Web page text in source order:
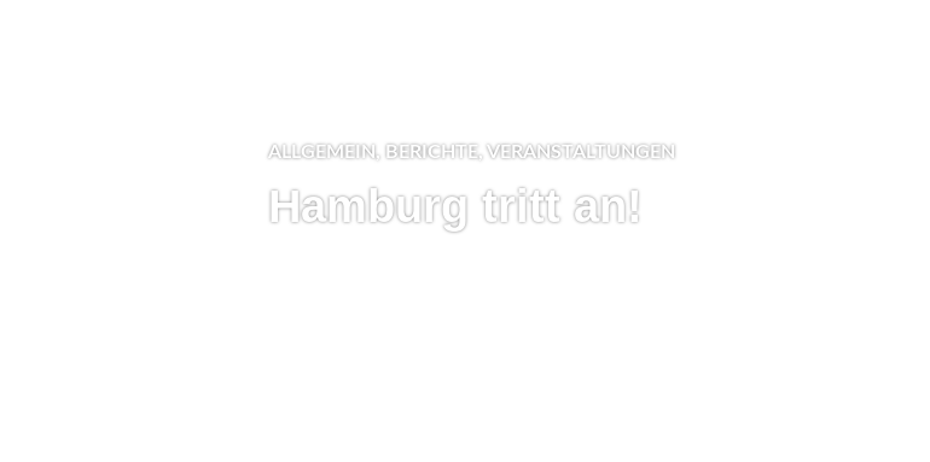
ALLGEMEIN , BERICHTE, VERANSTALTUNGEN
Hamburg tritt an!